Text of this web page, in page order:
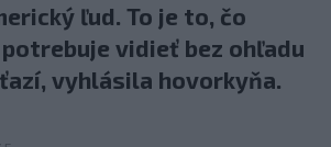
ľud. To je to, čo
vidieť bez ohľadu
vyhlásila hovorkyňa.